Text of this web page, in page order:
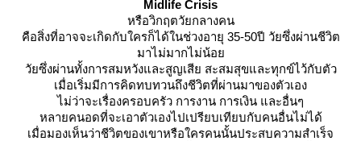
Midlife Crisis
หรือวิกฤตวัยกลางคน
คือสิ่งที่อาจจะเกิดกับใครก็ได้ในช่วงอายุ 35-50ปี วัยซึ่งผ่านชีวิต
มาไม่มากไม่น้อ
วัยซึ่งผ่านทั้งการสมหวังและสูญเสีย สะสมสุขและทุกข์ไว้กับตัว
เมื่อเริ่มมีการคิดทบทวนถึงชีวิตที่ผ่านมาของตัวเอง
ไม่ว่าจะเรื่องครอบครัว การงาน การเงิน และอื่นๆ
หลายคนอดที่จะเอาตัวเองไปเปรียบเทียบกับคนอื่นไม่ได้
เมื่อมองเห็นว่าชีวิตของเขาหรือใครคนนั้นประสบความสำเร็จ